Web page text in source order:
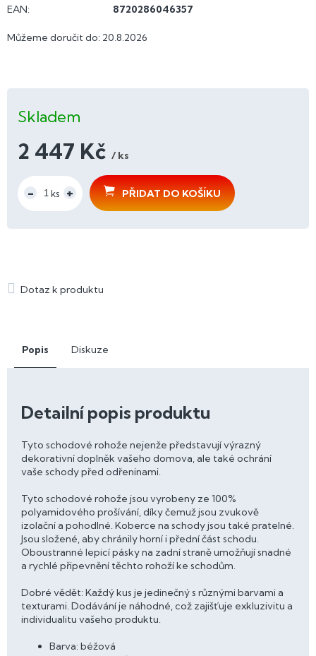
Můžeme doručit do: 20.8.2026
Skladem
2 447 Kč / ks
cena:
PŘIDAT DO KOŠÍKU
EAN: 8720286046357
Popis Diskuze
Detailní popis produktu
Tyto schodové rohože nejenže představují výrazný
dekorativní doplněk vašeho domova, ale také ochrání
vaše schody před odřeninami.
Tyto schodové rohože jsou vyrobeny ze 100%
polyamidového prošívání, díky čemuž jsou zvukově
izolační a pohodlné. Koberce na schody jsou také pratelné.
Jsou složené, aby chránily horní i přední část schodu.
Oboustranné lepicí pásky na zadní straně umožňují snadné
a rychlé připevnění těchto rohoží ke schodům.
Dobré vědět: Každý kus je jedinečný s různými barvami a
texturami. Dodávání je náhodné, což zajišťuje exkluzivitu a
individualitu vašeho produktu.
Barva: béžová